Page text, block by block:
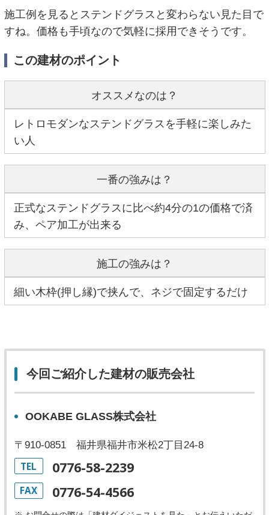
施工例を見るとステンドグラスと変わらない見た目で
すね。価格も手頃なので気軽に採用できそうです。
この建材のポイント
オススメなのは？
レトロモダンなステンドグラスを手軽に楽しみた
い人
一番の強みは？
正式なステンドグラスに比べ約4分の1の価格で済
み、ペア加工が出来る
施工の強みは？
細い木枠(押し縁)で挟んで、ネジで固定するだけ
今回ご紹介した建材の販売会社
OOKABE GLASS株式会社
〒910-0851 福井県福井市米松2丁目24-8
TEL 0776-58-2239
FAX 0776-54-4566